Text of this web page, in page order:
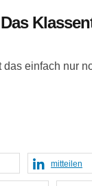
einfach nur
mitteilen